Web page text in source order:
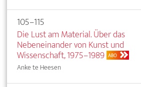
105–115
Die Lust am Material. Über das
Nebeneinander von Kunst und
Wissenschaft, 1975–1989 ABO
Anke te Heesen